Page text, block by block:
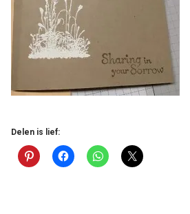
Delen is lief: